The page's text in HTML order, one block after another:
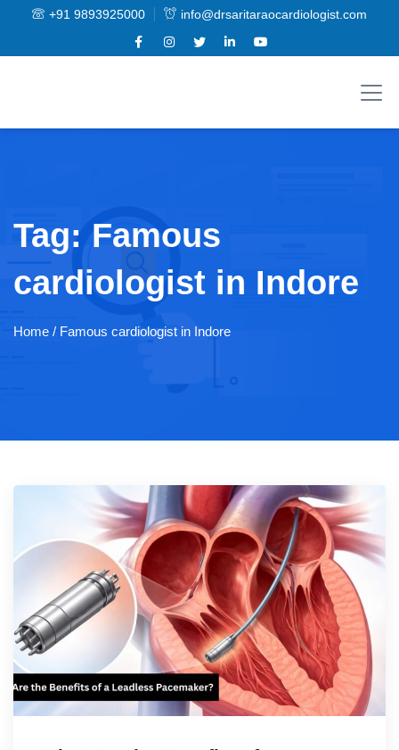
+91 9893925000 info@drsaritaraocardiologist.com
Tag:Famous
cardiologist in Indore
Home / Famous cardiologist in Indore